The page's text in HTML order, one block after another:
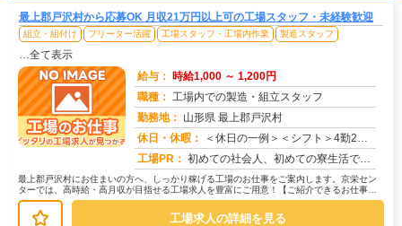
最上郡戸沢村から応募OK 月収21万円以上可の工場スタッフ・未経験歓迎
組立・組付け フリーター活躍 工場スタッフ・工場内作業 製造スタッフ
…全て表示
給与： 時給1,000 ～ 1,200円
職種： 工場内での製造・組立スタッフ
勤務地： 山形県 最上郡戸沢村
休日・休暇：
＜休日の一例＞＜シフト＞4勤2休＜休日＞工場カレンダーによる★長期休暇あり★有給休暇あり※配属先により休日・勤務形...
工場PR： 初めての社会人、初めての寮生活でも安心！☆家具付き寮で初期費用0円！テレビ、エアコン、冷蔵庫など生活に必要な家電が...
最上郡戸沢村にお住まいの方へ、しっかり稼げる工場のお仕事をご案内します。京栄セン
ターでは、高時給・高月収が目指せる工場求人を豊富にご用意！【ご紹介できるお仕事の
一例】◇ 製造ラインでの組立・加工...
工場求人の詳細を見る